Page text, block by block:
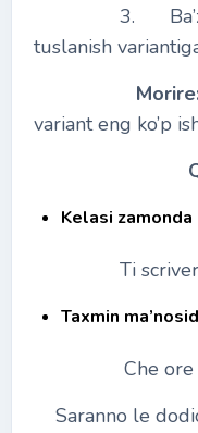
3. Ba’zi
tuslanish
variant eng ko’p
Kelasi zamonda
Ti
Taxmin
Che ore
Saranno le